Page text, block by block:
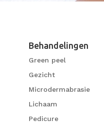
Behandelingen
Green peel
Gezicht
Microdermabrasie
Lichaam
Pedicure